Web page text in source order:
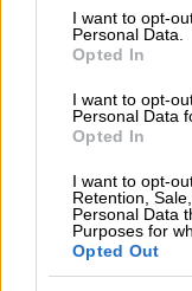
consent section.
I want to opt-
Personal Data.
Opted In
I want to opt-
Personal Data
Opted In
I want to opt-
Retention,
Personal Data
Purposes for
Opted Out
παρατήρησε
τακτοποιούσε
παραδοσιακό
Έτυχε να το
μπορεί να
περούκα.
Σοκαρισμένη